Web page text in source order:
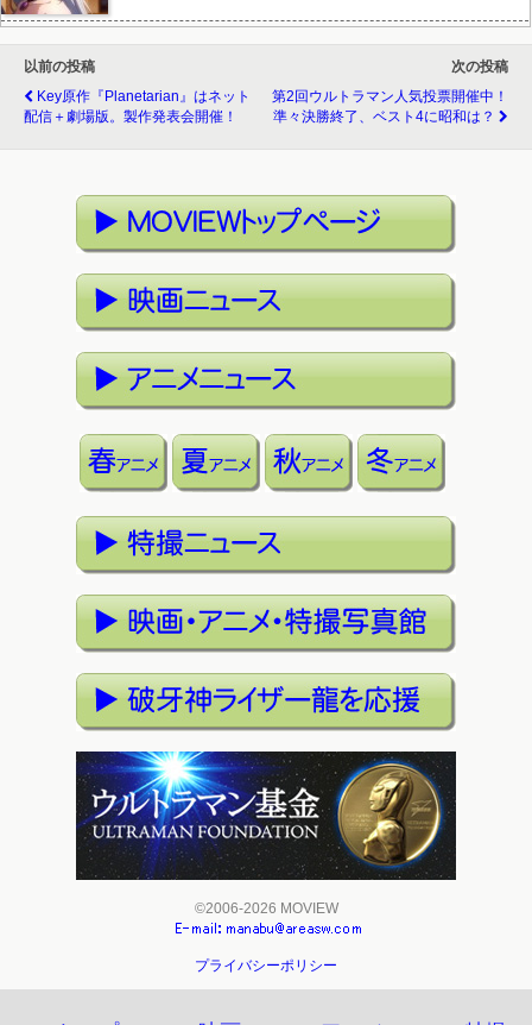
以前の投稿
Key原作『planetarian』はネット
配信＋劇場版。製作発表会開催！
次の投稿
第2回ウルトラマン人気投票開催中！
準々決勝終了、ベスト4に昭和は？
©2006-2026 MOVIEW
プライバシーポリシー